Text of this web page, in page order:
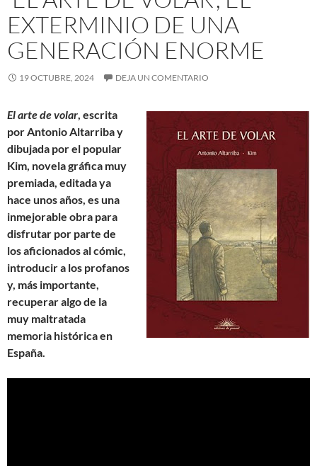
EXTERMINIO DE UNA
GENERACIÓN ENORME
19 OCTUBRE, 2024 DEJA UN COMENTARIO
El arte de volar, escrita
por Antonio Altarriba y
dibujada por el popular
Kim, novela gráfica muy
premiada, editada ya
hace unos años, es una
inmejorable obra para
disfrutar por parte de
los aficionados al cómic,
introducir a los profanos
y, más importante,
recuperar algo de la
muy maltratada
memoria histórica en
España.